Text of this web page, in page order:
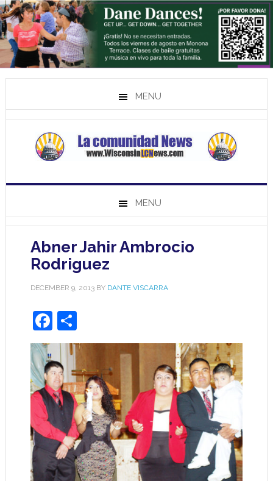
MENU
MENU
Abner Jahir Ambrocio
Rodriguez
DECEMBER 9, 2013BY DANTE VISCARRA
Facebook
Share